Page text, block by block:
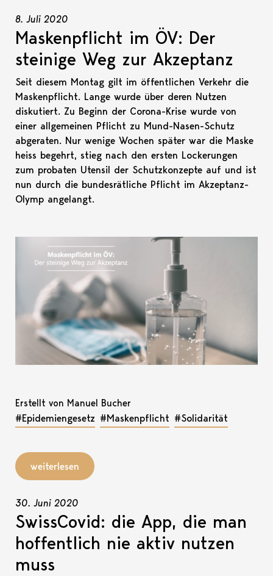
8. Juli 2020
Maskenpflicht im ÖV: Der
steinige Weg zur Akzeptanz
Seit diesem Montag gilt im öffentlichen Verkehr die
Maskenpflicht. Lange wurde über deren Nutzen
diskutiert. Zu Beginn der Corona-Krise wurde von
einer allgemeinen Pflicht zu Mund-Nasen-Schutz
abgeraten. Nur wenige Wochen später war die Maske
heiss begehrt, stieg nach den ersten Lockerungen
zum probaten Utensil der Schutzkonzepte auf und ist
nun durch die bundesrätliche Pflicht im Akzeptanz-
Olymp angelangt.
Erstellt von Manuel Bucher
#Epidemiengesetz #Maskenpflicht #Solidarität
weiterlesen
30. Juni 2020
SwissCovid: die App, die man
hoffentlich nie aktiv nutzen
muss